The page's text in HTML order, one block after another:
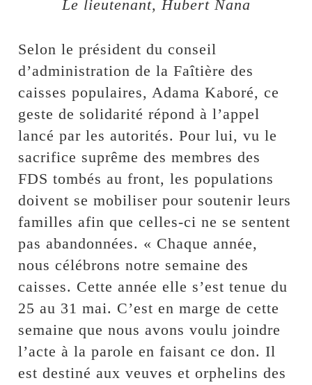
Le lieutenant, Hubert Nana
Selon le président du conseil
d’administration de la Faîtière des
caisses populaires, Adama Kaboré, ce
geste de solidarité répond à l’appel
lancé par les autorités. Pour lui, vu le
sacrifice suprême des membres des
FDS tombés au front, les populations
doivent se mobiliser pour soutenir leurs
familles afin que celles-ci ne se sentent
pas abandonnées. « Chaque année,
nous célébrons notre semaine des
caisses. Cette année elle s’est tenue du
25 au 31 mai. C’est en marge de cette
semaine que nous avons voulu joindre
l’acte à la parole en faisant ce don. Il
est destiné aux veuves et orphelins des